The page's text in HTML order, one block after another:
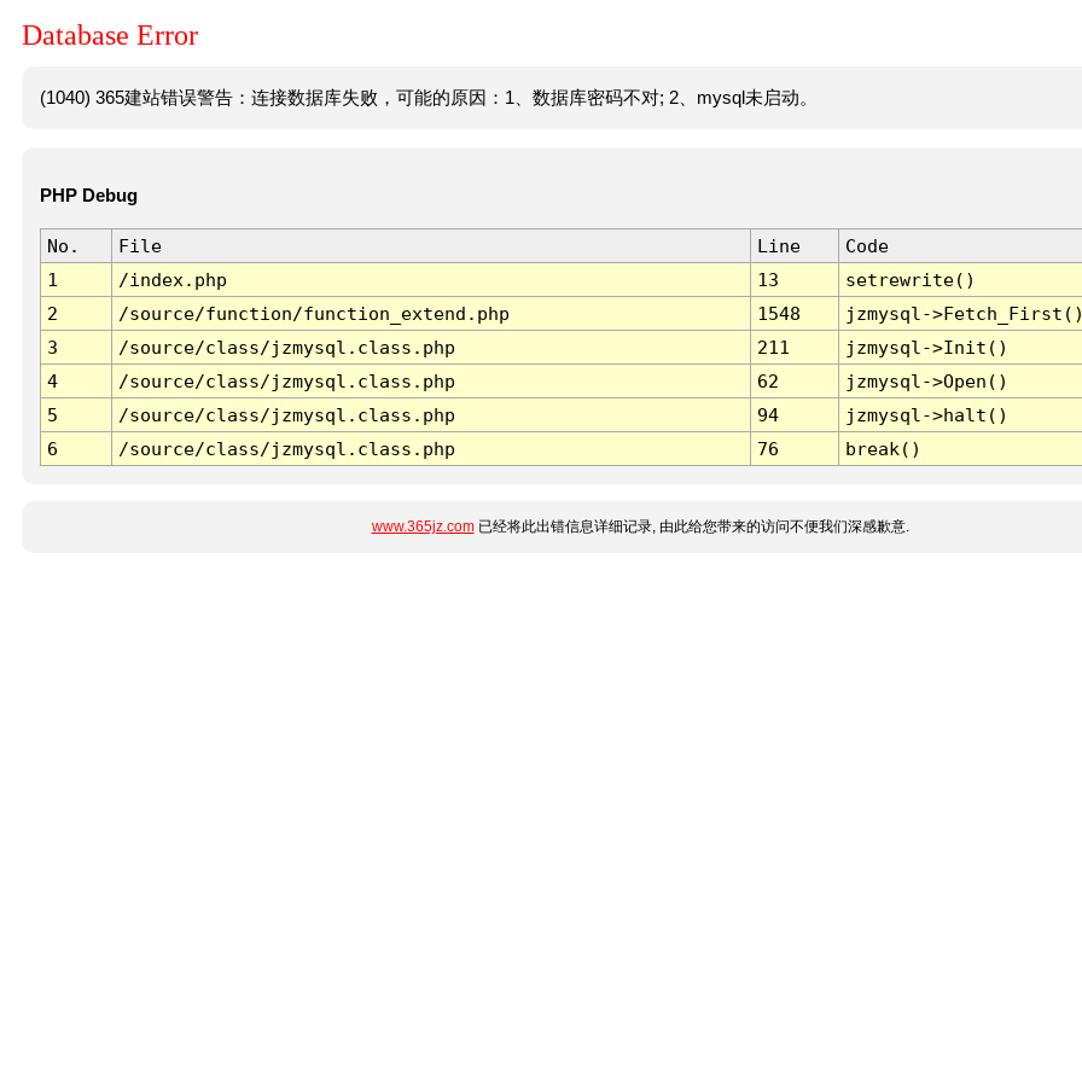
Database Error
(1040) 365建站错误警告：连接数据库失败，可能的原因：1、数据库密码不对; 2、mysql未启动。
PHP Debug
No. File Line
Code
1
/index.php 13
setrewrite()
2
/source/function/function_extend.php 1548
jzmysql-
3
/source/class/jzmysql.class.php 211
jzmysql->Init()
4
/source/class/jzmysql.class.php 62
jzmysql->Open()
5
/source/class/jzmysql.class.php 94
jzmysql->halt()
6
/source/class/jzmysql.class.php 76 break()
www.365jz.com已经将此出错信息详细记录, 由此给您带来的访问不便我们深感歉意.